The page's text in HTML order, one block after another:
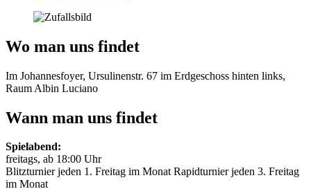
Wo man uns findet
Im Johannesfoyer, Ursulinenstr. 67 im Erdgeschoss hinten links,
Raum Albin Luciano
Wann man uns findet
Spielabend:
freitags, ab 18:00 Uhr
Blitzturnier jeden 1. Freitag im Monat Rapidturnier jeden 3. Freitag
im Monat